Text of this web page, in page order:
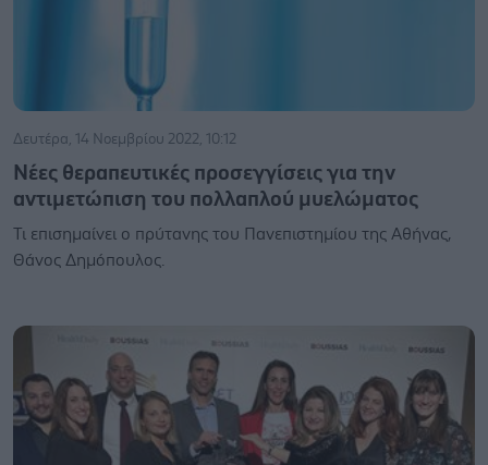
Δευτέρα, 14 Νοεμβρίου 2022, 10:12
Νέες θεραπευτικές προσεγγίσεις για την
αντιμετώπιση του πολλαπλού μυελώματος
Τι επισημαίνει ο πρύτανης του Πανεπιστημίου της Αθήνας,
Θάνος Δημόπουλος.